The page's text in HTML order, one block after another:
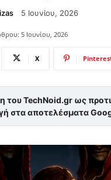
5 Ιουνίου, 2026
5 Ιουνίου, 2026
X
του TechNoid.gr ως
στα αποτελέσματα